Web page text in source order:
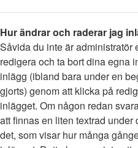
Hur ändrar och raderar jag
Såvida du inte är administratör
redigera och ta bort dina egna
inlägg (ibland bara under en
gjorts) genom att klicka på
inlägget. Om någon redan
att finnas en liten textrad
det, som visar hur många